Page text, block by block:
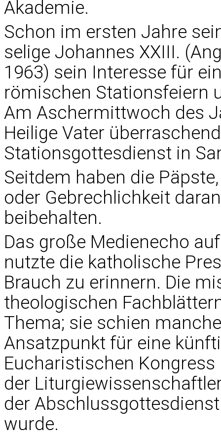
Akademie.
Schon im ersten Jahre
selige Johannes XXIII.
1963) sein Interesse für
römischen Stationsfeiern
Am Aschermittwoch des
Heilige Vater
Stationsgottesdienst in
Seitdem haben die
oder Gebrechlichkeit
beibehalten.
Das große Medienecho
nutzte die katholische
Brauch zu erinnern. Die
theologischen
Thema; sie schien
Ansatzpunkt für eine
Eucharistischen
der
der Abschlussgottesdienst
wurde.